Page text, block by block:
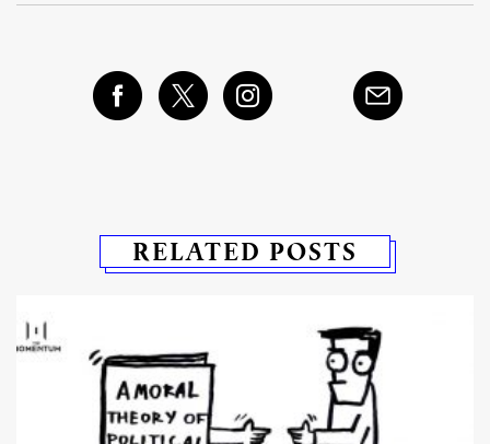
RELATED POSTS